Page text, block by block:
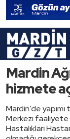
Mardin
hizmete
Mardin’de
Merkezi faaliyete
Hastalıkları